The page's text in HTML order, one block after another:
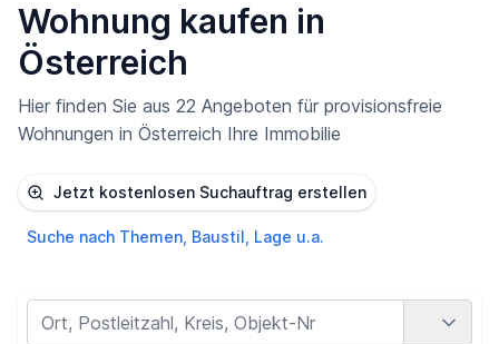
Wohnung kaufen in
Österreich
Hier finden Sie aus 22 Angeboten für provisionsfreie
Wohnungen in Österreich Ihre Immobilie
Jetzt kostenlosen Suchauftrag erstellen
Suche nach Themen, Baustil, Lage u.a.